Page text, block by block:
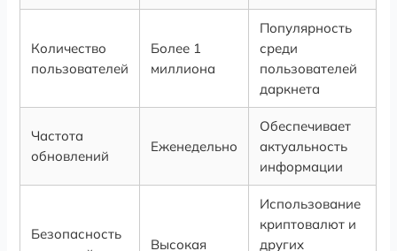
Количество
пользователей
Более 1
миллиона
Популярность
среди
пользователей
даркнета
Частота
обновлений
Еженедельно
Обеспечивает
актуальность
информации
Безопасность
Высокая
Использование
криптовалют и
других